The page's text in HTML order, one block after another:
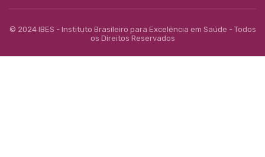
© 2024 IBES - Instituto Brasileiro para Excelência em Saúde - Todos
os Direitos Reservados